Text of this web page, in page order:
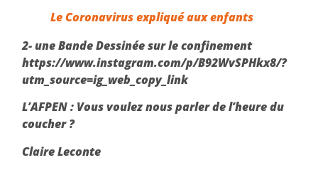
Le Coronavirus expliqué aux enfants
2- une Bande Dessinée sur le confinement
https://www.instagram.com/p/B92WvSPHkx8/?
utm_source=ig_web_copy_link
L’AFPEN : Vous voulez nous parler de l’heure du
coucher ?
Claire Leconte